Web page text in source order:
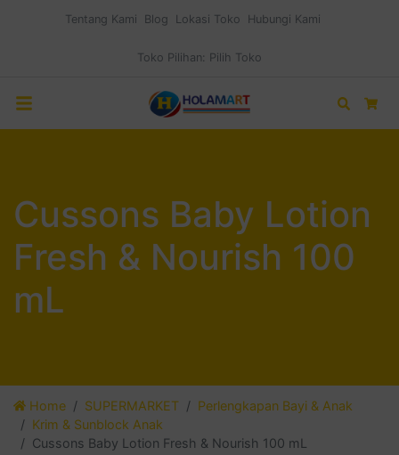
Tentang Kami Blog Lokasi Toko Hubungi Kami
Toko Pilihan: Pilih Toko
Search
Cussons Baby Lotion
Fresh & Nourish 100
mL
Home SUPERMARKET
Perlengkapan Bayi & Anak
Krim & Sunblock Anak
Cussons Baby Lotion Fresh & Nourish 100 mL